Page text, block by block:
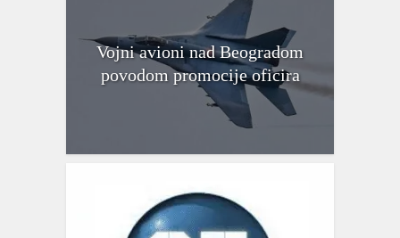
Vojni avioni nad Beogradom
povodom promocije oficira